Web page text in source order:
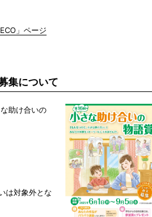
」ページ
集について
助け合いの
は対象外とな